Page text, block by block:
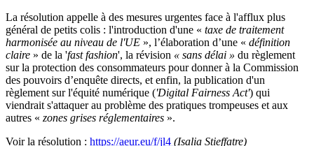
La résolution appelle à des mesures urgentes face à l'afflux plus
général de petits colis : l'introduction d'une « taxe de traitement
harmonisée au niveau de l'UE », l’élaboration d’une « définition
claire » de la 'fast fashion', la révision « sans délai » du règlement
sur la protection des consommateurs pour donner à la Commission
des pouvoirs d’enquête directs, et enfin, la publication d'un
règlement sur l'équité numérique ('Digital Fairness Act') qui
viendrait s'attaquer au problème des pratiques trompeuses et aux
autres « zones grises réglementaires ».
Voir la résolution : https://aeur.eu/f/jl4 (Isalia Stieffatre)